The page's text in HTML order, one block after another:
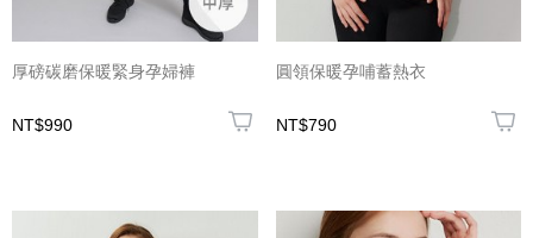
厚磅碳磨保暖緊身孕婦褲
NT$990
圓領保暖孕哺蓄熱衣
NT$790